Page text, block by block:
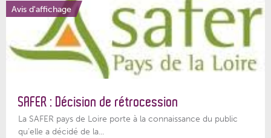
Avis d'affichage
SAFER : Décision de rétrocession
La SAFER pays de Loire porte à la connaissance du public
qu’elle a décidé de la...